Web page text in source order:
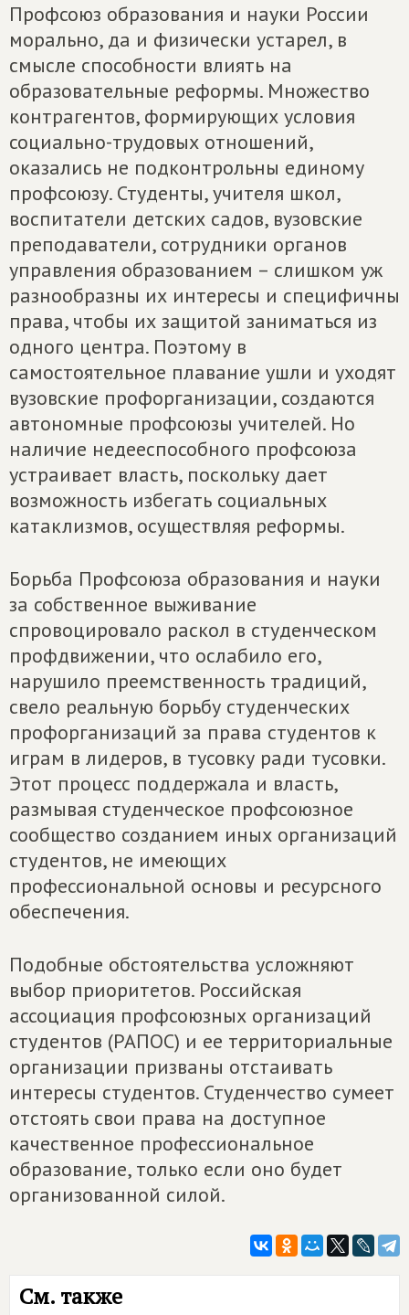
Профсоюз образования и науки России
морально, да и физически устарел, в
смысле способности влиять на
образовательные реформы. Множество
контрагентов, формирующих условия
социально-трудовых отношений,
оказались не подконтрольны единому
профсоюзу. Студенты, учителя школ,
воспитатели детских садов, вузовские
преподаватели, сотрудники органов
управления образованием – слишком уж
разнообразны их интересы и специфичны
права, чтобы их защитой заниматься из
одного центра. Поэтому в
самостоятельное плавание ушли и уходят
вузовские профорганизации, создаются
автономные профсоюзы учителей. Но
наличие недееспособного профсоюза
устраивает власть, поскольку дает
возможность избегать социальных
катаклизмов, осуществляя реформы.
Борьба Профсоюза образования и науки
за собственное выживание
спровоцировало раскол в студенческом
профдвижении, что ослабило его,
нарушило преемственность традиций,
свело реальную борьбу студенческих
профорганизаций за права студентов к
играм в лидеров, в тусовку ради тусовки.
Этот процесс поддержала и власть,
размывая студенческое профсоюзное
сообщество созданием иных организаций
студентов, не имеющих
профессиональной основы и ресурсного
обеспечения.
Подобные обстоятельства усложняют
выбор приоритетов. Российская
ассоциация профсоюзных организаций
студентов (РАПОС) и ее территориальные
организации призваны отстаивать
интересы студентов. Студенчество сумеет
отстоять свои права на доступное
качественное профессиональное
образование, только если оно будет
организованной силой.
См. также